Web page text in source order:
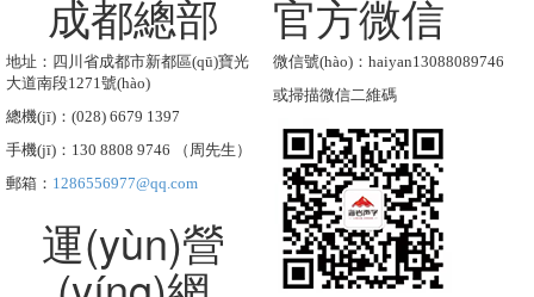
成都總部
地址：四川省成都市新都區(qū)寶光
大道南段1271號(hào)
總機(jī)：(028) 6679 1397
手機(jī)：130 8808 9746 （周先生）
郵箱： 1286556977@qq.com
運(yùn)營
官方微信
微信號(hào)：haiyan13088089746
或掃描微信二維碼